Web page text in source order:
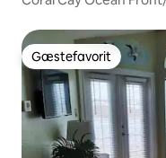
Gæstefavorit
Gæstefavorit